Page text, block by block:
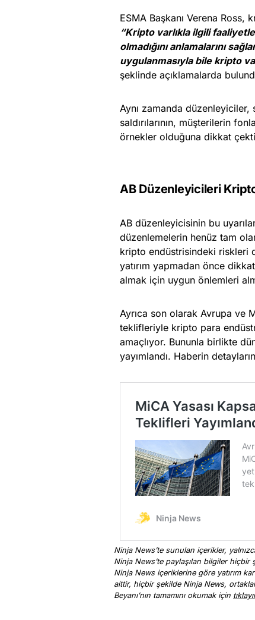
ESMA Başkanı Verena
“Kripto varlıkla ilgili
olmadığını anlamalarını
uygulanmasıyla bile kripto
şeklinde açıklamalarda
Aynı zamanda
saldırılarının, müşterilerin
örnekler olduğuna dikkat
AB Düzenleyicileri
AB düzenleyicisinin bu
düzenlemelerin henüz tam
kripto endüstrisindeki riskleri
yatırım yapmadan önce
almak için uygun önlemleri
Ayrıca son olarak Avrupa ve
teklifleriyle kripto para
amaçlıyor. Bununla birlikte
yayımlandı. Haberin
Ninja News’te sunulan içerikler,
Ninja News’te paylaşılan bilgiler hiçbir
Ninja News içeriklerine göre yatırım
aittir, hiçbir şekilde Ninja News,
Beyanı’nın tamamını okumak için